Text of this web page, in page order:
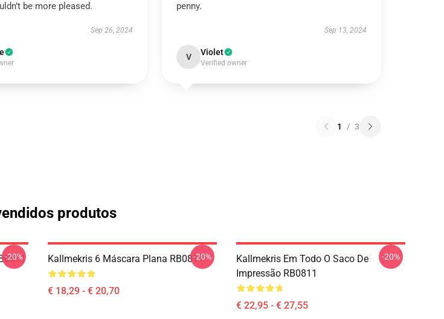
be more pleased.
Sep 26, 2024
penny.
Sep 13, 2024
V Violet
Verified owner
1 / 3
produtos
-20% Kallmekris 6 Máscara Plana RB0811
€ 18,29 - € 20,70
-20%
Kallmekris Em Todo O Saco De
Impressão RB0811
€ 22,95 - € 27,55
-20%